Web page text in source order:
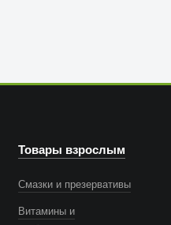
Товары взрослым
Смазки и презервативы
Витамины и